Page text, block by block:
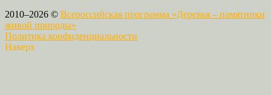
2010–2026 © Всероссийская программа «Деревья – памятники
живой природы»
Политика конфиденциальности
Наверх